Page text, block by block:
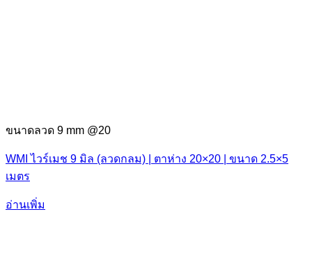
ขนาดลวด 9 mm @20
WMI ไวร์เมช 9 มิล (ลวดกลม) | ตาห่าง 20×20 | ขนาด 2.5×5
เมตร
อ่านเพิ่ม